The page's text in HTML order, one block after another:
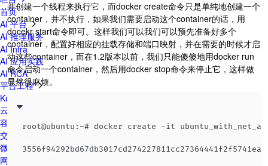
首页
AI 平台
AI 推理服务
AI Infra
AI 应用实践
AI RCA
平台工程
Kubernetes
云原生
容器平台
交付平台
微服务治理
网关与流量治理
并创建一个线程来执行它，而docker create命令只是单纯地创建一个
container，并不执行，如果我们需要启动这个container的话，用
docekr start命令即可。这样我们可以我们可以预先准备好多个
container，配置好相应的挂载存储和端口映射，并在需要的时候才启
动这些container，而在1.2版本以前，我们只能傻傻地用docker run
命令启动一个container，然后用docker stop命令来停止它，这样做
显然很麻烦。
root@ubuntu:~# docker create -it